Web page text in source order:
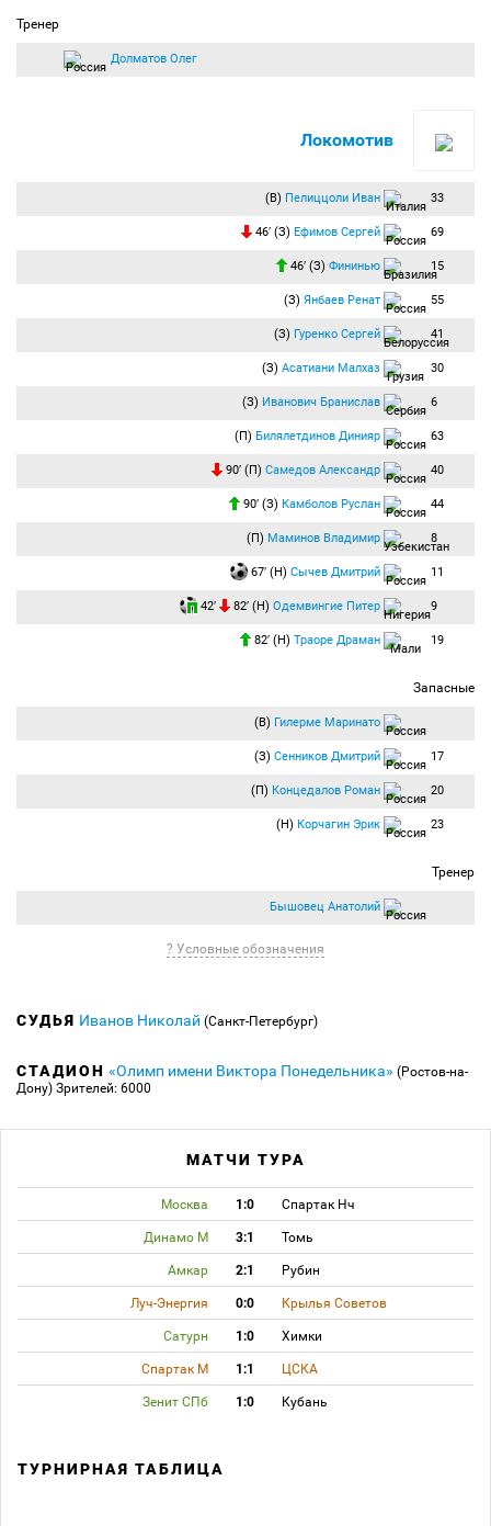
Тренер
Долматов Олег
Локомотив
(В) Пелиццоли Иван 33
46′ (З) Ефимов Сергей 69
46′ (З) Фининью 15
(З) Янбаев Ренат 55
(З) Гуренко Сергей 41
(З) Асатиани Малхаз 30
(З) Иванович Бранислав 6
(П) Билялетдинов Динияр 63
90′ (П) Самедов Александр 40
90′ (З) Камболов Руслан 44
(П) Маминов Владимир 8
67′ (Н) Сычев Дмитрий 11
42′ 82′ (Н) Одемвингие Питер 9
82′ (Н) Траоре Драман 19
Запасные
(В) Гилерме Маринато
(З) Сенников Дмитрий 17
(П) Концедалов Роман 20
(Н) Корчагин Эрик 23
Тренер
Бышовец Анатолий
? Условные обозначения
СУДЬЯ Иванов Николай (Санкт-Петербург)
СТАДИОН «Олимп имени Виктора Понедельника» (Ростов-на-
Дону) Зрителей: 6000
МАТЧИ ТУРА
Москва 1:0 Спартак Нч
Динамо М 3:1 Томь
Амкар 2:1 Рубин
Луч-Энергия 0:0 Крылья Советов
Сатурн 1:0 Химки
Спартак М 1:1 ЦСКА
Зенит СПб 1:0 Кубань
ТУРНИРНАЯ ТАБЛИЦА